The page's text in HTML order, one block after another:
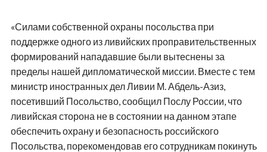
«Силами собственной охраны посольства при
поддержке одного из ливийских проправительственных
формирований нападавшие были вытеснены за
пределы нашей дипломатической миссии. Вместе с тем
министр иностранных дел Ливии М. Абдель-Азиз,
посетивший Посольство, сообщил Послу России, что
ливийская сторона не в состоянии на данном этапе
обеспечить охрану и безопасность российского
Посольства, порекомендовав его сотрудникам покинуть